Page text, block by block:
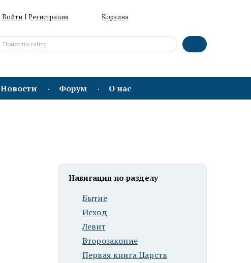
Войти | Регистрация Корзина
Новости Форум О нас
Навигация по разделу
Бытие
Исход
Левит
Второзаконие
Первая книга Царств